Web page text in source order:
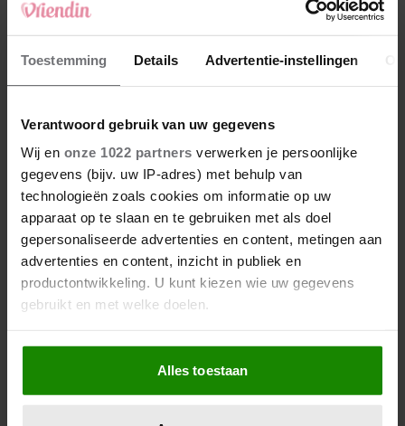
Toestemming Details Advertentie-instellingen
Verantwoord gebruik van uw gegevens
Wij en onze 1022 partners verwerken je persoonlijke
gegevens (bijv. uw IP-adres) met behulp van
technologieën zoals cookies om informatie op uw
apparaat op te slaan en te gebruiken met als doel
gepersonaliseerde advertenties en content, metingen aan
advertenties en content, inzicht in publiek en
productontwikkeling. U kunt kiezen wie uw gegevens
gebruikt en met welke doelen.
Als u het toestaat, willen we ook graag:
Informatie verzamelen over uw geografische
locatie, die tot een paar meter nauwkeurig kan zijn
Alles toestaan
terechtstond voor de dood van haar baby
Meer van Mirthe
Op vakantie met de auto?
Zo maak je de rit een stuk
Mascha volgde 40 diëten
tot ze er helemaal klaar
mee was: met déze